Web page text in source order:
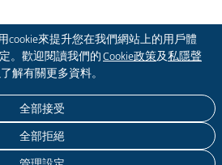
cookie來提升您在我們網站上的用戶體
。歡迎閱讀我們的Cookie政策及私隱聲
解有關更多資料。
全部拒絕
全部接受
司。本公司保留一切版權。
政策無障礙瀏覽